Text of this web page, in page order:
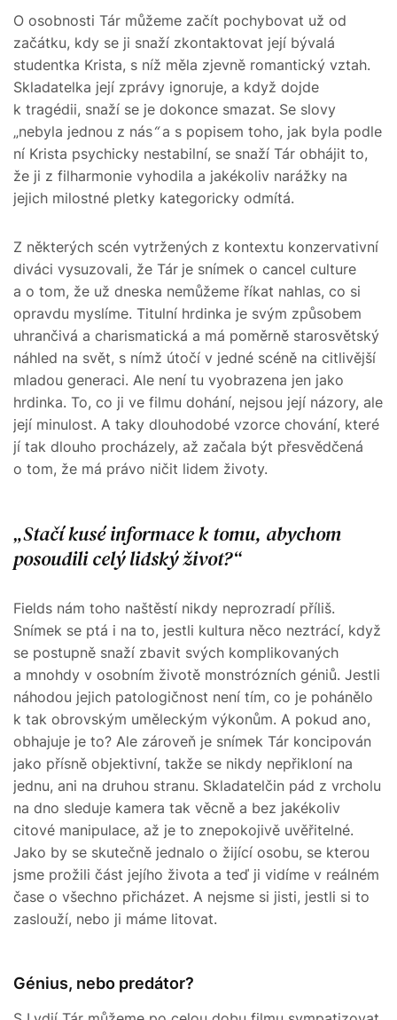
O osobnosti Tár můžeme začít pochybovat už od
začátku, kdy se ji snaží zkontaktovat její bývalá
studentka Krista, s níž měla zjevně romantický vztah.
Skladatelka její zprávy ignoruje, a když dojde
k tragédii, snaží se je dokonce smazat. Se slovy
„nebyla jednou z nás“a s popisem toho, jak byla podle
ní Krista psychicky nestabilní, se snaží Tár obhájit to,
že ji z filharmonie vyhodila a jakékoliv narážky na
jejich milostné pletky kategoricky odmítá.
Z některých scén vytržených z kontextu konzervativní
diváci vysuzovali, že Tár je snímek o cancel culture
a o tom, že už dneska nemůžeme říkat nahlas, co si
opravdu myslíme. Titulní hrdinka je svým způsobem
uhrančivá a charismatická a má poměrně starosvětský
náhled na svět, s nímž útočí v jedné scéně na citlivější
mladou generaci. Ale není tu vyobrazena jen jako
hrdinka. To, co ji ve filmu dohání, nejsou její názory, ale
její minulost. A taky dlouhodobé vzorce chování, které
jí tak dlouho procházely, až začala být přesvědčená
o tom, že má právo ničit lidem životy.
Stačí kusé informace k tomu, abychom
posoudili celý lidský život?
Fields nám toho naštěstí nikdy neprozradí příliš.
Snímek se ptá i na to, jestli kultura něco neztrácí, když
se postupně snaží zbavit svých komplikovaných
a mnohdy v osobním životě monstrózních géniů. Jestli
náhodou jejich patologičnost není tím, co je pohánělo
k tak obrovským uměleckým výkonům. A pokud ano,
obhajuje je to? Ale zároveň je snímek Tár koncipován
jako přísně objektivní, takže se nikdy nepřikloní na
jednu, ani na druhou stranu. Skladatelčin pád z vrcholu
na dno sleduje kamera tak věcně a bez jakékoliv
citové manipulace, až je to znepokojivě uvěřitelné.
Jako by se skutečně jednalo o žijící osobu, se kterou
jsme prožili část jejího života a teď ji vidíme v reálném
čase o všechno přicházet. A nejsme si jisti, jestli si to
zaslouží, nebo ji máme litovat.
Génius, nebo predátor?